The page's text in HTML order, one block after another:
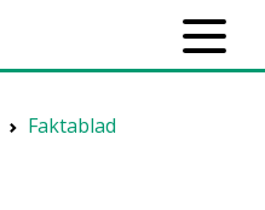
Faktablad